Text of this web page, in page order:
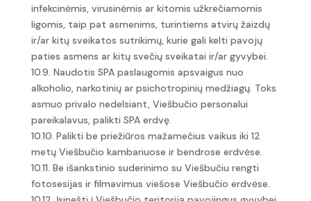
infekcinėmis, virusinėmis ar kitomis užkrečiamomis
ligomis, taip pat asmenims, turintiems atvirų žaizdų
ir/ar kitų sveikatos sutrikimų, kurie gali kelti pavojų
paties asmens ar kitų svečių sveikatai ir/ar gyvybei.
10.9. Naudotis SPA paslaugomis apsvaigus nuo
alkoholio, narkotinių ar psichotropinių medžiagų. Toks
asmuo privalo nedelsiant, Viešbučio personalui
pareikalavus, palikti SPA erdvę.
10.10. Palikti be priežiūros mažamečius vaikus iki 12
metų Viešbučio kambariuose ir bendrose erdvėse.
10.11. Be išankstinio suderinimo su Viešbučiu rengti
fotosesijas ir filmavimus viešose Viešbučio erdvėse.